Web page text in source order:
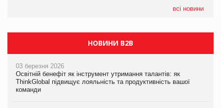
всі новини
НОВИНИ B2B
03 березня 2026
Освітній бенефіт як інструмент утримання талантів: як
ThinkGlobal підвищує лояльність та продуктивність вашої
команди